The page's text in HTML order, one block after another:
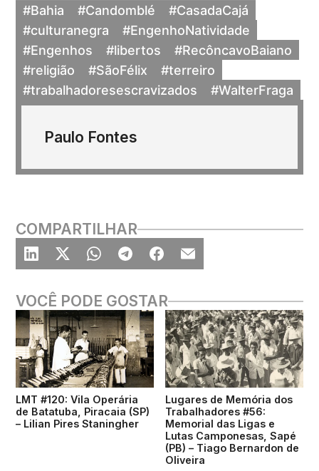
#Bahia #Candomblé
#CasadaCajá
#culturanegra
#EngenhoNatividade
#Engenhos
#libertos
#RecôncavoBaiano
#religião
#SãoFélix
#terreiro
#trabalhadoresescravizados
#WalterFraga
Paulo Fontes
COMPARTILHAR
VOCÊ PODE GOSTAR
LMT #120: Vila Operária
de Batatuba, Piracaia (SP)
– Lilian Pires Staningher
Lugares de Memória dos
Trabalhadores #56:
Memorial das Ligas e
Lutas Camponesas, Sapé
(PB) – Tiago Bernardon de
Oliveira